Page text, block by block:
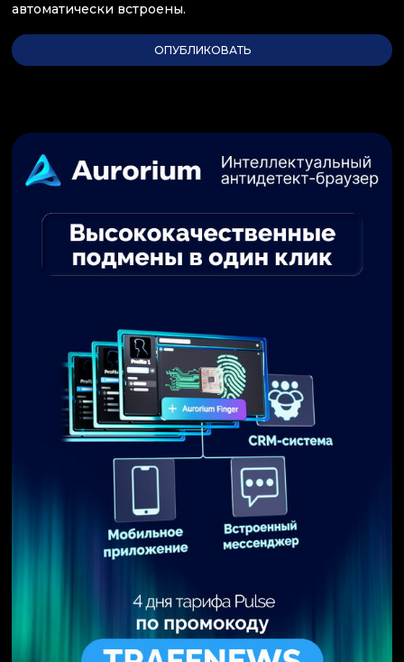
автоматически встроены.